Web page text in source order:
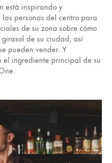
está inspirando y
personas del centro para
de su zona sobre cómo
de su ciudad, así
pueden vender. Y
el ingrediente principal de su